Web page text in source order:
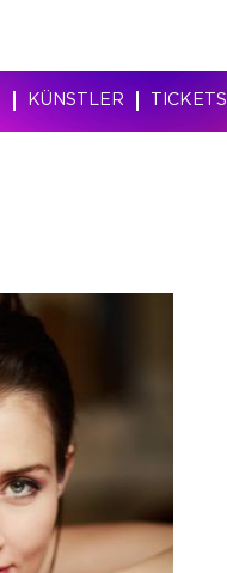
KÜNSTLER TICKETS